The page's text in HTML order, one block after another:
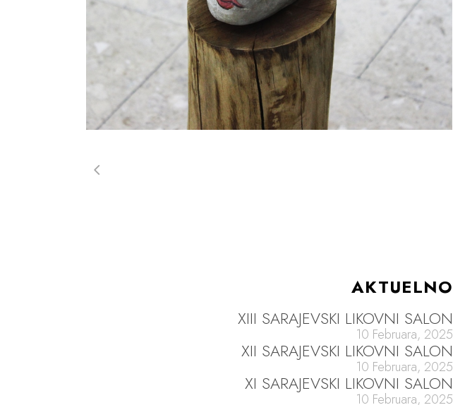
AKTUELNO
XIII SARAJEVSKI LIKOVNI SALON
10 Februara, 2025
XII SARAJEVSKI LIKOVNI SALON
10 Februara, 2025
XI SARAJEVSKI LIKOVNI SALON
10 Februara, 2025